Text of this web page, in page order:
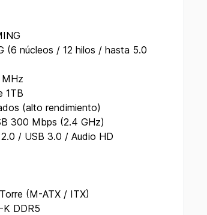
(6 núcleos / 12 hilos / hasta 5.0
1TB
(alto rendimiento)
300 Mbps (2.4 GHz)
/ USB 3.0 / Audio HD
(M-ATX / ITX)
K DDR5